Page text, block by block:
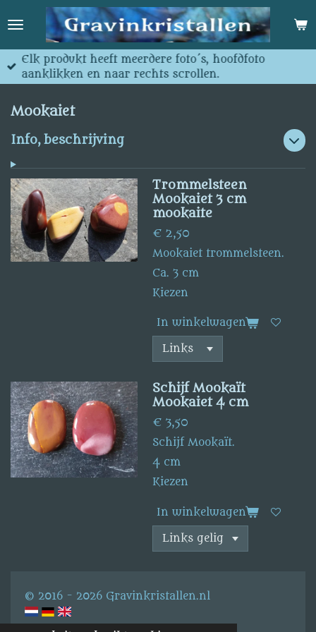
direct
hoofdinhoud
Elk produkt heeft meerdere foto´s, hoofdfoto
aanklikken en naar rechts scrollen.
Mookaiet
Info, beschrijving
Trommelsteen
Mookaiet 3 cm
mookaite
€ 2,50
Mookaiet trommelsteen.
Ca. 3 cm
Kiezen
In winkelwagen
Schijf Mookaït
Mookaiet 4 cm
€ 3,50
Schijf Mookaït.
4 cm
Kiezen
In winkelwagen
© 2016 - 2026 Gravinkristallen.nl